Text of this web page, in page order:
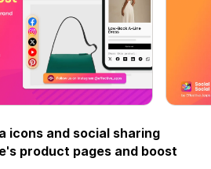
icons and social sharing
product pages and boost